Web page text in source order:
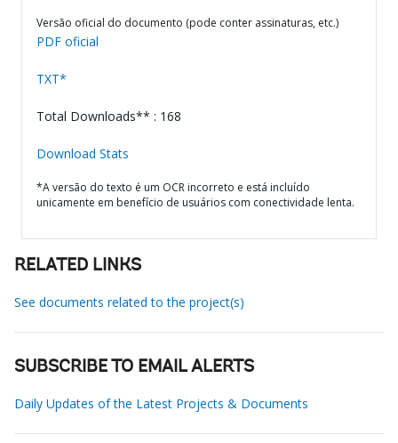
Versão oficial do documento (pode conter assinaturas, etc.)
PDF oficial
TXT*
Total Downloads** : 168
Download Stats
*A versão do texto é um OCR incorreto e está incluído
unicamente em benefício de usuários com conectividade lenta.
RELATED LINKS
See documents related to the project(s)
SUBSCRIBE TO EMAIL ALERTS
Daily Updates of the Latest Projects & Documents